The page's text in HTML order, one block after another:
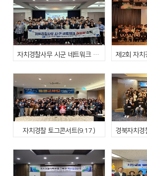
자치경찰사무 시군 네트워크 활성화 포럼(10.15.)
자치경찰 토그콘서트(9.17.)